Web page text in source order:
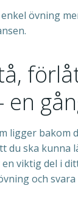
övning
en
ligger bakom
du ska kunna
viktig del i
och